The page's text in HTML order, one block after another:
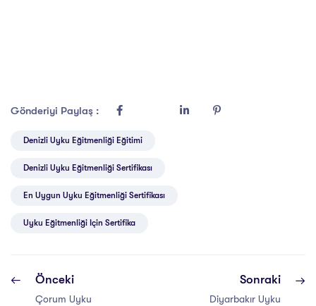
Gönderiyi Paylaş :
Denizli Uyku Eğitmenliği Eğitimi
Denizli Uyku Eğitmenliği Sertifikası
En Uygun Uyku Eğitmenliği Sertifikası
Uyku Eğitmenliği Için Sertifika
Önceki
Çorum Uyku
Sonraki
Diyarbakır Uyku